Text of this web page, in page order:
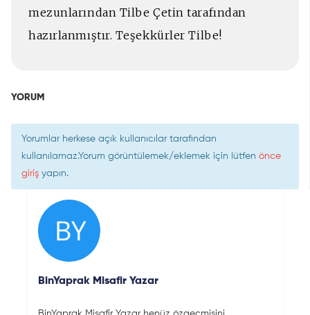
mezunlarından Tilbe Çetin tarafından
hazırlanmıştır. Teşekkürler Tilbe!
YORUM
Yorumlar herkese açık kullanıcılar tarafından
kullanılamaz.Yorum görüntülemek/eklemek için lütfen önce
giriş yapın.
BinYaprak Misafir Yazar